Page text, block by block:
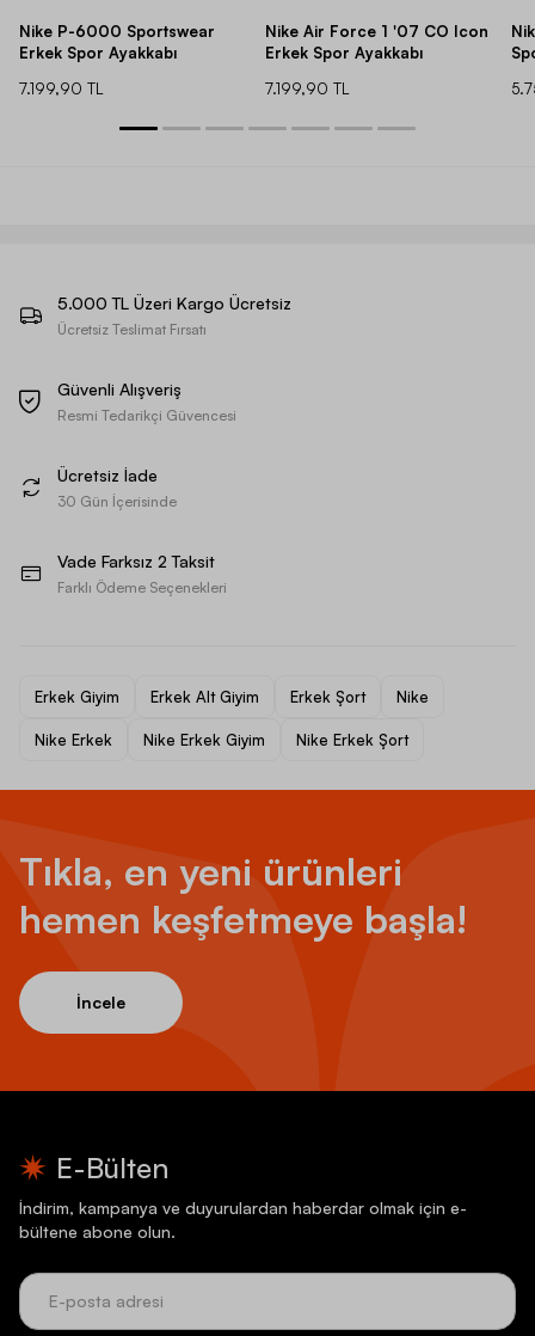
Nike P-6000 Sportswear
Erkek Spor Ayakkabı
7.199,90 TL
Nike Air Force 1 '07 CO Icon
Erkek Spor Ayakkabı
7.199,90 TL
5.000 TL Üzeri Kargo Ücretsiz
Ücretsiz Teslimat Fırsatı
Güvenli Alışveriş
Resmi Tedarikçi Güvencesi
Ücretsiz İade
30 Gün İçerisinde
Vade Farksız 2 Taksit
Farklı Ödeme Seçenekleri
Erkek Giyim Erkek Alt Giyim Erkek Şort Nike
Nike Erkek Nike Erkek Giyim Nike Erkek Şort
Tıkla, en yeni ürünleri
hemen keşfetmeye başla!
İncele
E-Bülten
İndirim, kampanya ve duyurulardan haberdar olmak için e-
bültene abone olun.